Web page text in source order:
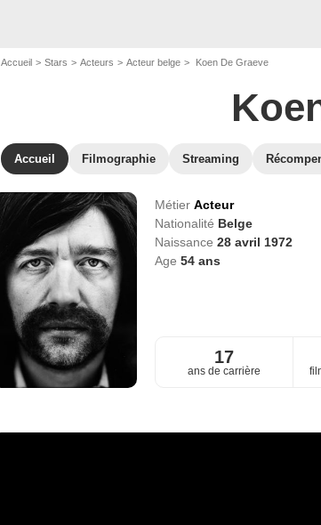
Accueil Stars Acteurs Acteur belge Koen De Graeve
Accueil Filmographie Streaming
Métier Acteur
Nationalité Belge
Naissance 28 avril 1972
Age 54ans
17
ans de carrière